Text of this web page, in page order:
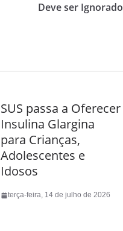
Deve ser Ignorado
SUS passa a Oferecer
Insulina Glargina
para Crianças,
Adolescentes e
Idosos
terça-feira, 14 de julho de 2026